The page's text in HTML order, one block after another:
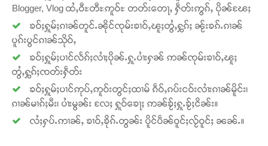
တႃႇႁႂ်ႈသဵင်ၵၢင်ၸႂ်ၵူၼ်းမိူင်း ၵူႈတီႈၵူႈလႅၼ်ပေႃးတေၸွ
တ်ႇ တူဝ်ႈလုမ်ႈၾႃႉၼၼ်ႉ ၶဝ်ႈႁူမ်ႈၵမ်ႉထႅမ် ၸုမ်းၶၢ
ဝ်ႇၽူႈတွႆႇႁွၵ်ႈ လႆႈယူႇၶႃႈဢေႃႈ။
Blogger, Vlog ထႆႇဝီႊတီႊဢူဝ်ႊ တတ်းတေႃႇ ႁဵတ်းဢွၵ်ႇ ပိုၼ်ၽႄႈ
ၶဝ်ႈႁူမ်ႈၵၢၼ်တူင်ႉၼိုင်ၸုမ်းၶၢဝ်ႇၽူႈတွႆႇႁွၵ်ႈ ၼႂ်းၶၵ်ႉၵၢၼ်
ပူၵ်းပွင်ၵၢၼ်သိုဝ်ႇ
ၶဝ်ႈႁူမ်ႈပၢင်လႅၵ်ႈလၢႆႈပိုၼ်ႉႁူႉပၢႆးႁၼ် ဢၼ်ၸုမ်းၶၢဝ်ႇၽူႈ
တွႆႇႁွၵ်ႈၸတ်းႁဵတ်း
ၶဝ်ႈႁူမ်ႈပၢင်ဢုပ်ႇဢူဝ်းတွင်ႈထၢမ် ၵဵဝ်ႇၵပ်းငဝ်းလၢႆးၵၢၼ်မိူင်း၊
ၵၢၼ်မၢၵ်ႈမီး၊ ပၢႆးမွၼ်း လႄႈ ႁူဝ်ၶေႃႈ ဢၼ်ၶႂ်ႈႁူႉၶႂ်ႈငိၼ်း။
လႆႈႁပ်ႉဢၢၼ်ႇ ၶၢဝ်ႇၶိုၵ်ႉတွၼ်း ပိူင်ပဵၼ်ဝူင်ႈလႂ်ဝူင်ႈ ၼၼ်ႉ။